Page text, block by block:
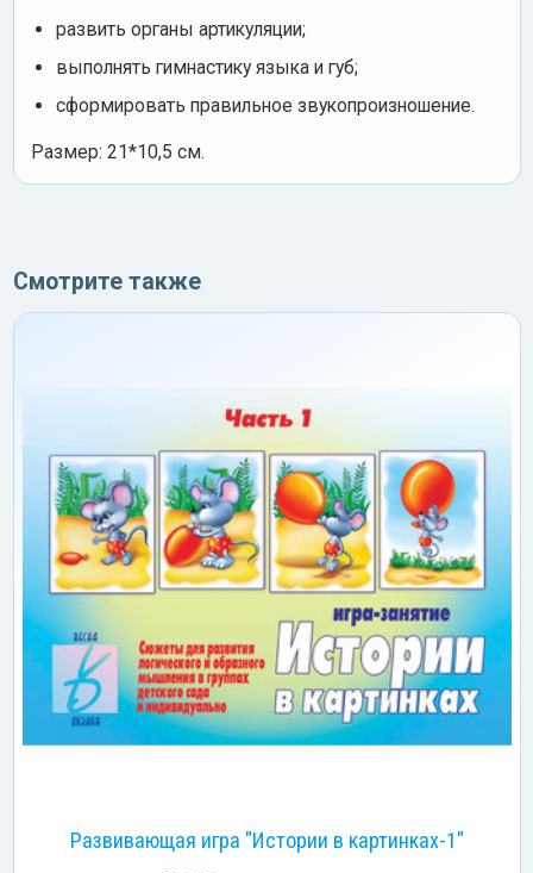
развить органы артикуляции;
выполнять гимнастику языка и губ;
сформировать правильное звукопроизношение.
Размер: 21*10,5 см.
Смотрите также
Развивающая игра "Истории в картинках-1"